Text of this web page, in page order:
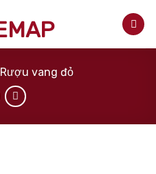
Rượu vang đỏ